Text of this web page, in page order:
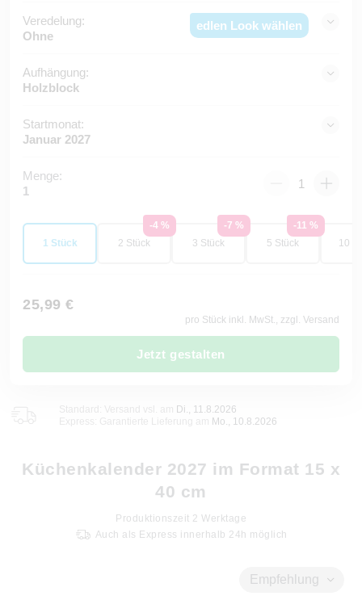
Veredelung:
Ohne
edlen Look wählen
Aufhängung:
Holzblock
Startmonat:
Januar 2027
Menge:
1
1 Stück
-4 %
2 Stück
-7 %
3 Stück
-11 %
5 Stück
10
25,99 €
pro Stück inkl. MwSt., zzgl. Versand
Jetzt gestalten
Di., 11.8.2026
Express: Garantierte Lieferung am
Mo., 10.8.2026
Küchenkalender 2027 im Format 15 x
40 cm
Produktionszeit 2 Werktage
Auch als Express innerhalb 24h möglich
Empfehlung